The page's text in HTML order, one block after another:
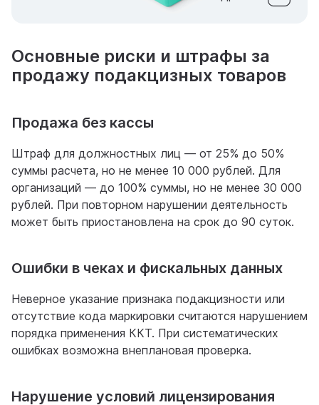
Основные риски и штрафы за
продажу подакцизных товаров
Продажа без кассы
Штраф для должностных лиц — от 25% до 50%
суммы расчета, но не менее 10 000 рублей. Для
организаций — до 100% суммы, но не менее 30 000
рублей. При повторном нарушении деятельность
может быть приостановлена на срок до 90 суток.
Ошибки в чеках и фискальных данных
Неверное указание признака подакцизности или
отсутствие кода маркировки считаются нарушением
порядка применения ККТ. При систематических
ошибках возможна внеплановая проверка.
Нарушение условий лицензирования